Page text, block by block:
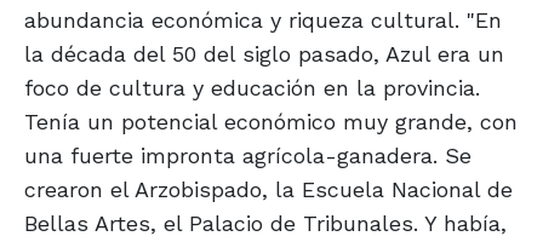
abundancia económica y riqueza cultural. "En
la década del 50 del siglo pasado, Azul era un
foco de cultura y educación en la provincia.
Tenía un potencial económico muy grande, con
una fuerte impronta agrícola-ganadera. Se
crearon el Arzobispado, la Escuela Nacional de
Bellas Artes, el Palacio de Tribunales. Y había,